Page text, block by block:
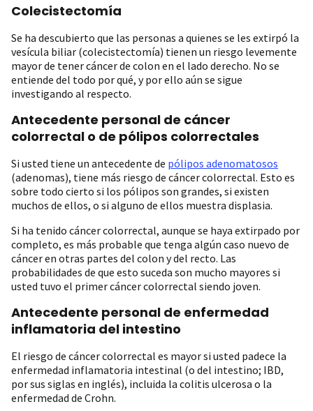
Colecistectomía
Se ha descubierto que las personas a quienes se les extirpó la
vesícula biliar (colecistectomía) tienen un riesgo levemente
mayor de tener cáncer de colon en el lado derecho. No se
entiende del todo por qué, y por ello aún se sigue
investigando al respecto.
Antecedente personal de cáncer
colorrectal o de pólipos colorrectales
Si usted tiene un antecedente de pólipos adenomatosos
(adenomas), tiene más riesgo de cáncer colorrectal. Esto es
sobre todo cierto si los pólipos son grandes, si existen
muchos de ellos, o si alguno de ellos muestra displasia.
Si ha tenido cáncer colorrectal, aunque se haya extirpado por
completo, es más probable que tenga algún caso nuevo de
cáncer en otras partes del colon y del recto. Las
probabilidades de que esto suceda son mucho mayores si
usted tuvo el primer cáncer colorrectal siendo joven.
Antecedente personal de enfermedad
inflamatoria del intestino
El riesgo de cáncer colorrectal es mayor si usted padece la
enfermedad inflamatoria intestinal (o del intestino; IBD,
por sus siglas en inglés), incluida la colitis ulcerosa o la
enfermedad de Crohn.